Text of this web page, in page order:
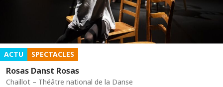
ACTU SPECTACLES
Rosas Danst Rosas
Chaillot – Théâtre national de la Danse